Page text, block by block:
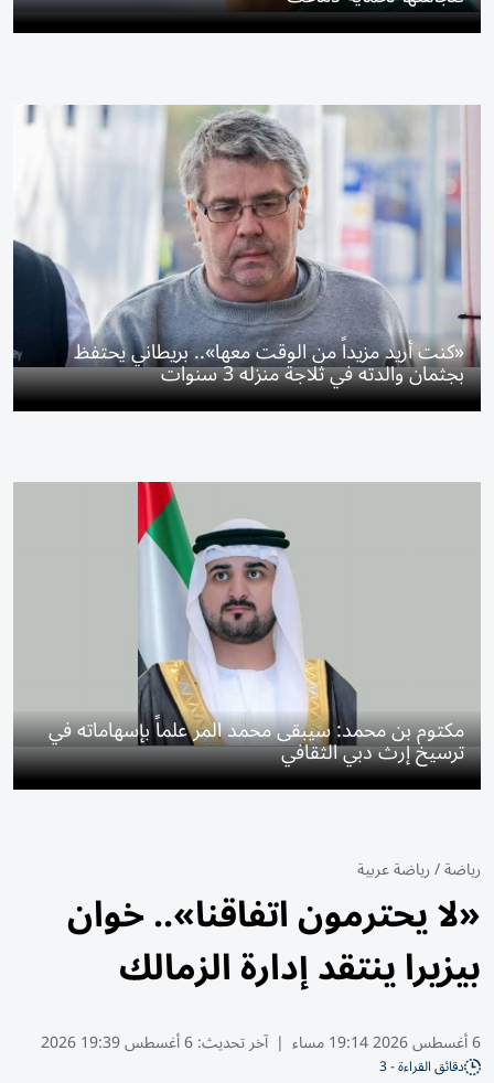
«كنت أريد مزيداً من الوقت معها».. بريطاني يحتفظ
بجثمان والدته في ثلاجة منزله 3 سنوات
مكتوم بن محمد: سيبقى محمد المر علماً بإسهاماته في
ترسيخ إرث دبي الثقافي
رياضة/رياضة عربية
«لا يحترمون اتفاقنا».. خوان
بيزيرا ينتقد إدارة الزمالك
6 أغسطس 2026 19:14 مساء | آخر تحديث:6 أغسطس 19:39 2026
دقائق القراءة - 3